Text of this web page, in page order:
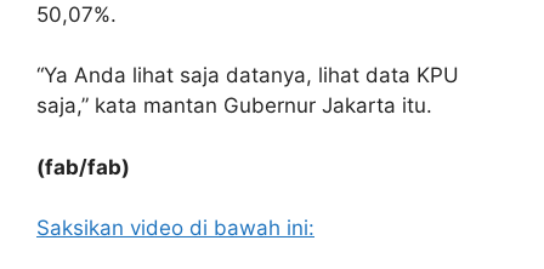
50,07%.
“Ya Anda lihat saja datanya, lihat data KPU
saja,” kata mantan Gubernur Jakarta itu.
(fab/fab)
Saksikan video di bawah ini: